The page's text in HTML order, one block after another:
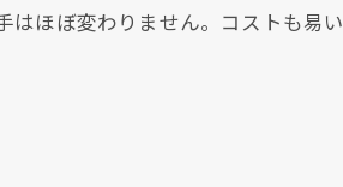
ほぼ変わりません。コストも易